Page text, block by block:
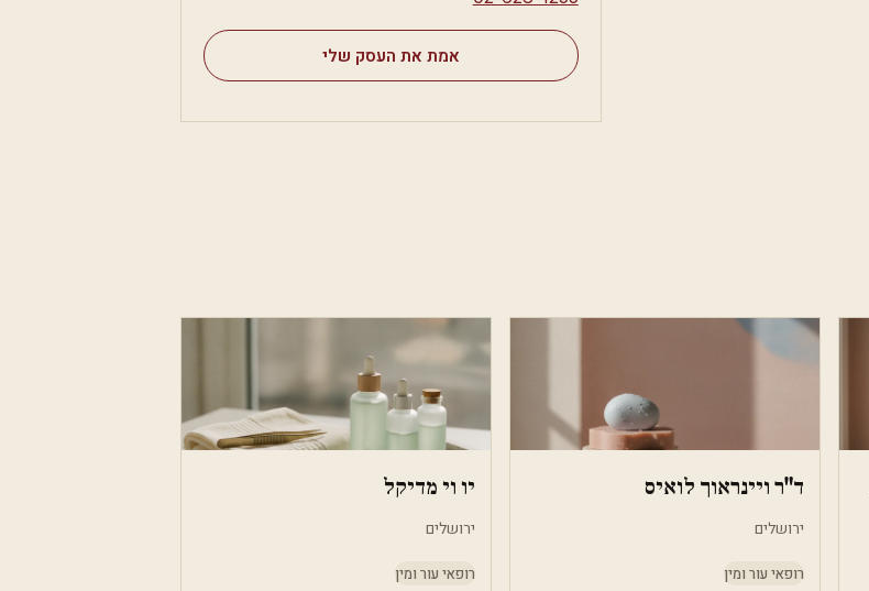
אמת את העסק שלי
ד"ר ויינראוך לואיס
ירושלים
רופאי עור ומין
יו וי מדיקל
ירושלים
רופאי עור ומין